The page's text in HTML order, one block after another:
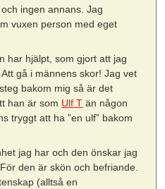
ingen annans. Jag
vuxen person med eget
har hjälpt, som gjort att jag
gå i männens skor! Jag vet
bakom mig så är det
han är som Ulf T än någon
tryggt att ha ”en ulf” bakom
jag har och den önskar jag
den är skön och befriande.
(alltså en